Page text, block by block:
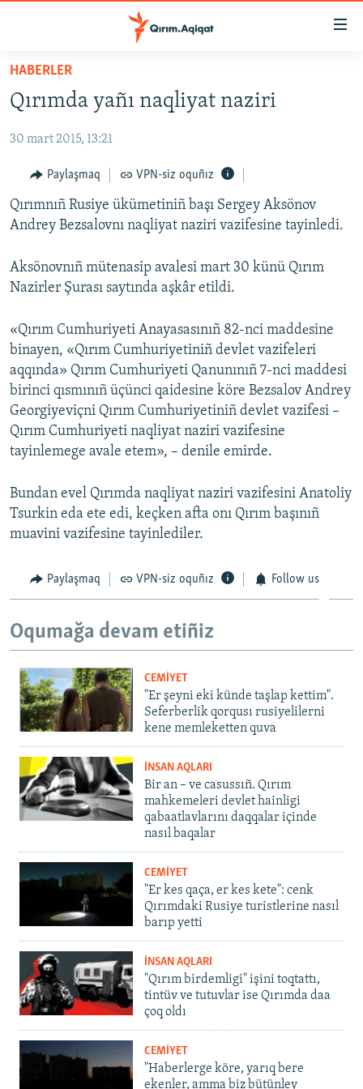
Esas
qaytmaq
navigatsiyağa
qaytmaq
Qıdıruvğa
qaytmaq
HABERLER
SİYASET
İQTİSADİYAT
CEMİYET
MEDENİYET
İNSAN AQLARI
VİDEO
SÜRET
BLOGLAR
FİKİR
Русский
Українською
RFE/RS bütün saytları
HABERLER
Qırımda yañı naqliyat naziri
30 mart 2015, 13:21
Paylaşmaq VPN-siz oquñız
Qırımnıñ Rusiye ükümetiniñ başı Sergey Aksönov
Andrey Bezsalovnı naqliyat naziri vazifesine tayinledi.
Aksönovnıñ mütenasip avalesi mart 30 künü Qırım
Nazirler Şurası saytında aşkâr etildi.
«Qırım Cumhuriyeti Anayasasınıñ 82-nci maddеsine
binayen, «Qırım Cumhuriyetiniñ devlet vazifeleri
aqqında» Qırım Cumhuriyeti Qanunınıñ 7-nci maddesi
birinci qısmınıñ üçünci qaidesine köre Bezsalov Andrey
Georgiyeviçni Qırım Cumhuriyetiniñ devlet vazifesi –
Qırım Cumhuriyeti naqliyat naziri vazifesine
tayinlemege avale etem», – denile emirde.
Bundan evel Qırımda naqliyat naziri vazifesini Anatoliy
Tsurkin eda ete edi, keçken afta onı Qırım başınıñ
muavini vazifesine tayinlediler.
Paylaşmaq VPN-siz oquñız Follow us
Oqumağa devam etiñiz
CEMİYET
"Er şeyni eki künde taşlap kettim".
Seferberlik qorqusı rusiyelilerni
kene memleketten quva
İNSAN AQLARI
Bir an – ve casussıñ. Qırım
mahkemeleri devlet hainligi
qabaatlavlarını daqqalar içinde
nasıl baqalar
CEMİYET
"Er kes qaça, er kes kete": cenk
Qırımdaki Rusiye turistlerine nasıl
barıp yetti
İNSAN AQLARI
"Qırım birdemligi" işini toqtattı,
tintüv ve tutuvlar ise Qırımda daa
çoq oldı
CEMİYET
"Haberlerge köre, yarıq bere
ekenler, amma biz bütünley